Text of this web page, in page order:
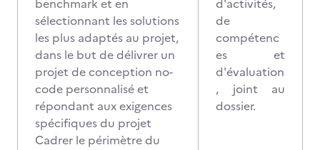
benchmark et en
sélectionnant les solutions
les plus adaptés au projet,
dans le but de délivrer un
projet de conception no-
code personnalisé et
répondant aux exigences
spécifiques du projet
Cadrer le périmètre du
d'activités,
de
compétenc
es et
d'évaluation
, joint au
dossier.